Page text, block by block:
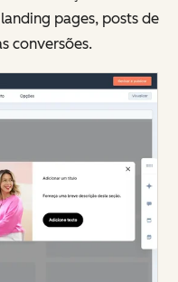
pages, posts de
conversões.